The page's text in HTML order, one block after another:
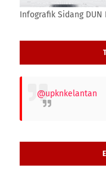
Infografik Sidang
@upknkelantan